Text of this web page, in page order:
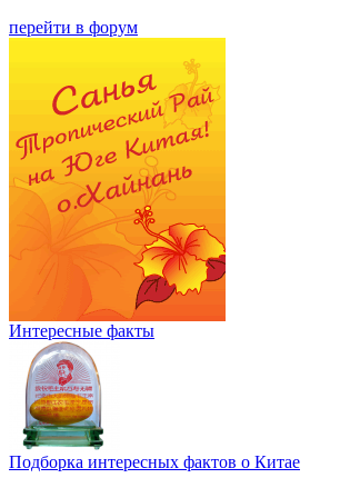
перейти в форум
Интересные факты
Подборка интересных фактов о Китае